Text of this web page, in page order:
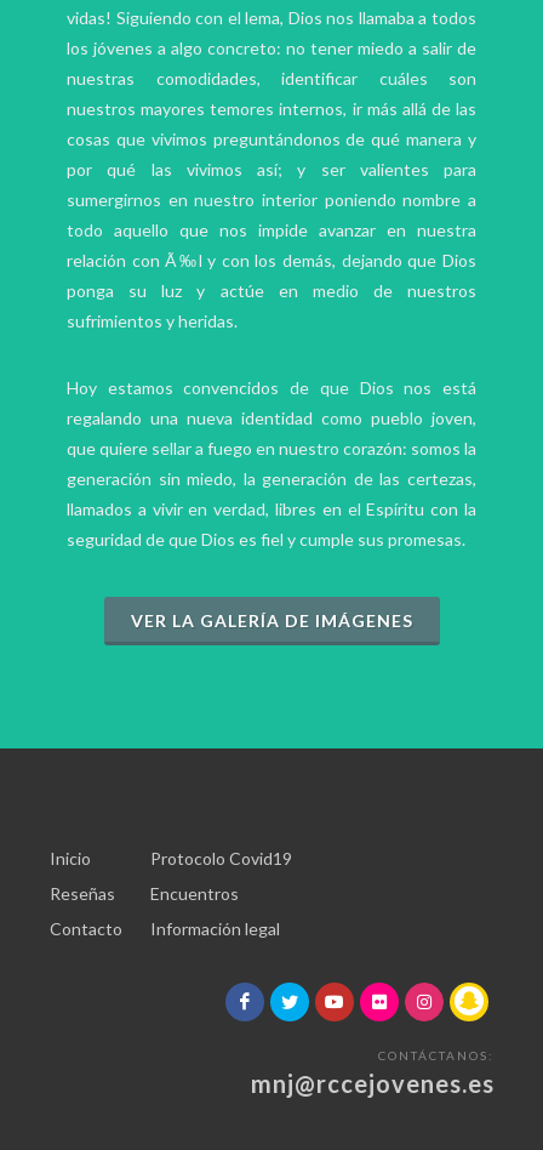
vidas! Siguiendo con el lema, Dios nos llamaba a todos
los jóvenes a algo concreto: no tener miedo a salir de
nuestras comodidades, identificar cuáles son
nuestros mayores temores internos, ir más allá de las
cosas que vivimos preguntándonos de qué manera y
por qué las vivimos así; y ser valientes para
sumergirnos en nuestro interior poniendo nombre a
todo aquello que nos impide avanzar en nuestra
relación con Ã‰l y con los demás, dejando que Dios
ponga su luz y actúe en medio de nuestros
sufrimientos y heridas.
Hoy estamos convencidos de que Dios nos está
regalando una nueva identidad como pueblo joven,
que quiere sellar a fuego en nuestro corazón: somos la
generación sin miedo, la generación de las certezas,
llamados a vivir en verdad, libres en el Espíritu con la
seguridad de que Dios es fiel y cumple sus promesas.
VER LA GALERÍA DE IMÁGENES
Inicio
Reseñas
Contacto
Protocolo Covid19
Encuentros
Información legal
CONTÁCTANOS:
mnj@rccejovenes.es